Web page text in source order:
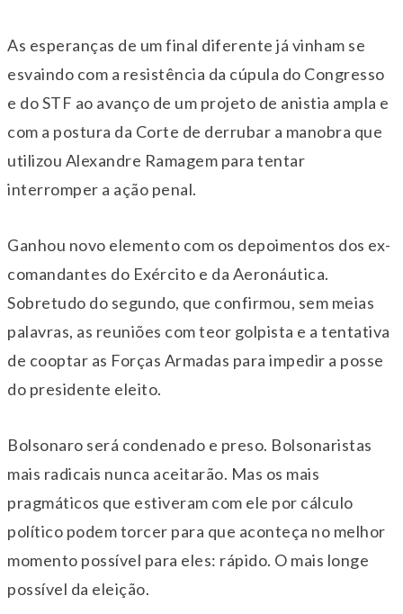
As esperanças de um final diferente já vinham se
esvaindo com a resistência da cúpula do Congresso
e do STF ao avanço de um projeto de anistia ampla e
com a postura da Corte de derrubar a manobra que
utilizou Alexandre Ramagem para tentar
interromper a ação penal.
Ganhou novo elemento com os depoimentos dos ex-
comandantes do Exército e da Aeronáutica.
Sobretudo do segundo, que confirmou, sem meias
palavras, as reuniões com teor golpista e a tentativa
de cooptar as Forças Armadas para impedir a posse
do presidente eleito.
Bolsonaro será condenado e preso. Bolsonaristas
mais radicais nunca aceitarão. Mas os mais
pragmáticos que estiveram com ele por cálculo
político podem torcer para que aconteça no melhor
momento possível para eles: rápido. O mais longe
possível da eleição.